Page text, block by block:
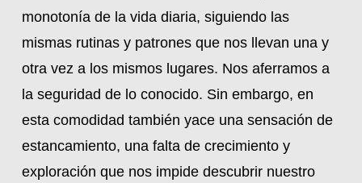
monotonía de la vida diaria, siguiendo las
mismas rutinas y patrones que nos llevan una y
otra vez a los mismos lugares. Nos aferramos a
la seguridad de lo conocido. Sin embargo, en
esta comodidad también yace una sensación de
estancamiento, una falta de crecimiento y
exploración que nos impide descubrir nuestro